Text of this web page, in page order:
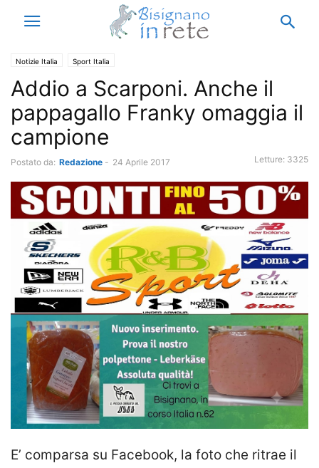
Notizie Italia Sport Italia
Addio a Scarponi. Anche il
pappagallo Franky omaggia il
campione
Postato da: Redazione - 24 Aprile 2017 Letture: 3325
E’ comparsa su Facebook, la foto che ritrae il